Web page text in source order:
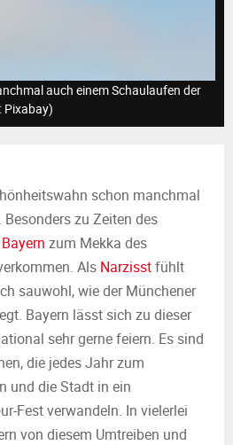
auch einem Schaulaufen der
Pixabay)
schon manchmal
zu Zeiten des
Bayern zum Mekka des
Als Narzisstfühlt
sauwohl, wie der Münchener
Bayern lässt sich zu dieser
sehr gerne feiern. Es sind
die jedes Jahr zum
und die Stadt in ein
Fest verwandeln. In vielerlei
von diesem Umtreiben und